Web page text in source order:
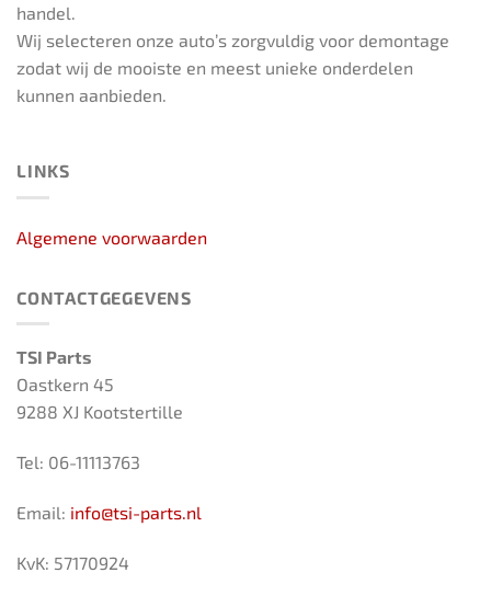
handel.
Wij selecteren onze auto’s zorgvuldig voor demontage
zodat wij de mooiste en meest unieke onderdelen
kunnen aanbieden.
LINKS
Algemene voorwaarden
CONTACTGEGEVENS
TSI Parts
Oastkern 45
9288 XJ Kootstertille
Tel: 06-11113763
Email: info@tsi-parts.nl
KvK: 57170924